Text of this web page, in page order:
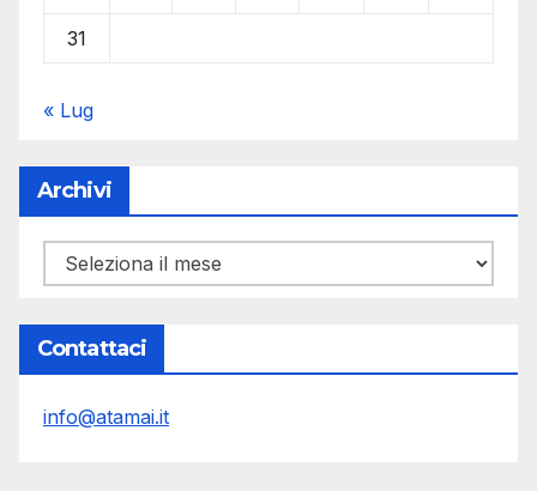
31
« Lug
Archivi
Archivi
Contattaci
info@atamai.it